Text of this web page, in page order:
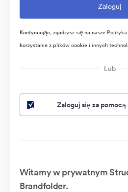
Kontynuując, zgadzasz się na nasze
korzystanie z plików cookie i innych
Lub
Zaloguj się za
Witamy w prywatnym
Brandfolder.